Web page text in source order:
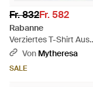
Fr. 832Fr. 582
Rabanne
Verziertes T-Shirt Aus
Baumwoll-Jersey - Blau
Von Mytheresa
SALE